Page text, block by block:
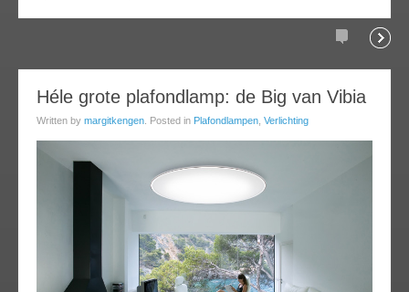
Comments
Héle grote plafondlamp: de Big van Vibia
Written by margitkengen . Posted in Plafondlampen Verlichting